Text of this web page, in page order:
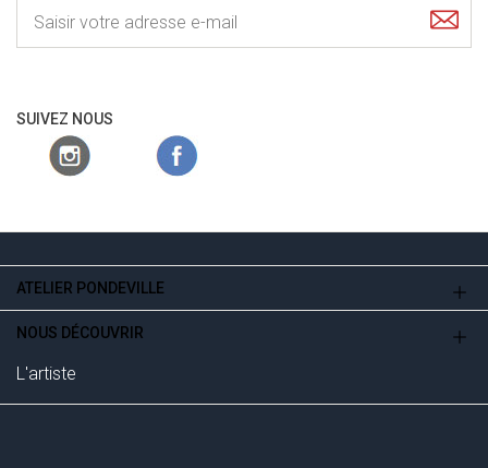
SUIVEZ NOUS
ATELIER PONDEVILLE
NOUS DÉCOUVRIR
L'artiste